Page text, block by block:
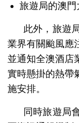
旅遊局的澳門
此外，旅遊
業界有關颱風應
並通知全澳酒店
實時懸掛的熱帶
施安排。
同時旅遊局